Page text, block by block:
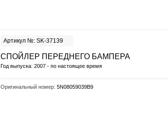
Артикул №: SK-37139
СПОЙЛЕР ПЕРЕДНЕГО БАМПЕРА
Год выпуска: 2007 - по настоящее время
Оригинальный номер: 5N08059039B9